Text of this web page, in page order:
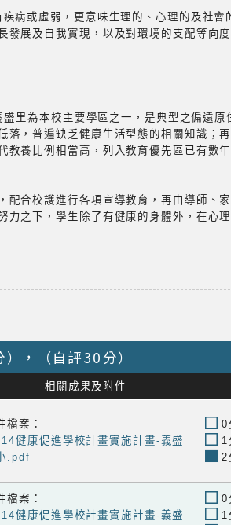
病或虛弱，更意味生理的、心理的及社會
發展及自我實現，以及對環境的支配等向度
里為本校主要學區之一，是典型之偏遠原
落，普遍缺乏健康生活型態的相關知識；再
教養比例相當高，列入教育優先區已有數年
配合校護進行各項宣導教育，再由導師、
力之下，學生除了有健康的身體外，在心
，（自評30分）
相關成果及附件
檔案：
健康促進學校計畫實施計畫-義盛
.pdf
0
1
2
檔案：
健康促進學校計畫實施計畫-義盛
0
1